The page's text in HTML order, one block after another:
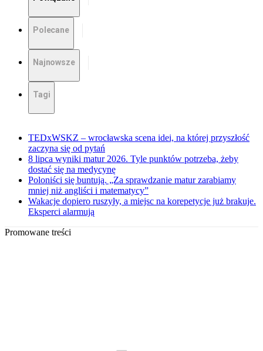
Polecane
Najnowsze
Tagi
TEDxWSKZ – wrocławska scena idei, na której przyszłość
zaczyna się od pytań
8 lipca wyniki matur 2026. Tyle punktów potrzeba, żeby
dostać się na medycynę
Poloniści się buntują. „Za sprawdzanie matur zarabiamy
mniej niż angliści i matematycy”
Wakacje dopiero ruszyły, a miejsc na korepetycje już brakuje.
Eksperci alarmują
Promowane treści